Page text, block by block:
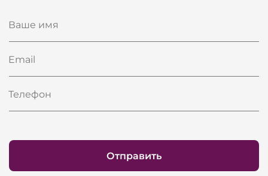
Ваше имя
Email
Телефон
Отправить